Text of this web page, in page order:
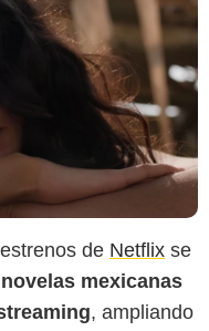
de Netflix se
mexicanas
, ampliando